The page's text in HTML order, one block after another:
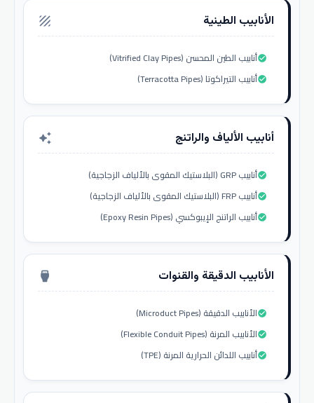
الأنابيب الطينية texture
أنابيب الطين المحسن (Vitrified Clay Pipes)check_circle
أنابيب التيراكوتا (Terracotta Pipes)check_circle
أنابيب الألياف والراتنج auto_awesome
أنابيب GRP (البلاستيك المقوى بالألياف الزجاجية)check_circle
أنابيب FRP (البلاستيك المقوى بالألياف الزجاجية)check_circle
أنابيب الراتنج الإيبوكسي (Epoxy Resin Pipes)check_circle
الأنابيب الدقيقة والقنوات settings_input_hdmi
الأنابيب الدقيقة (Microduct Pipes)check_circle
الأنابيب المرنة (Flexible Conduit Pipes)check_circle
أنابيب اللدائن الحرارية المرنة (TPE)check_circle